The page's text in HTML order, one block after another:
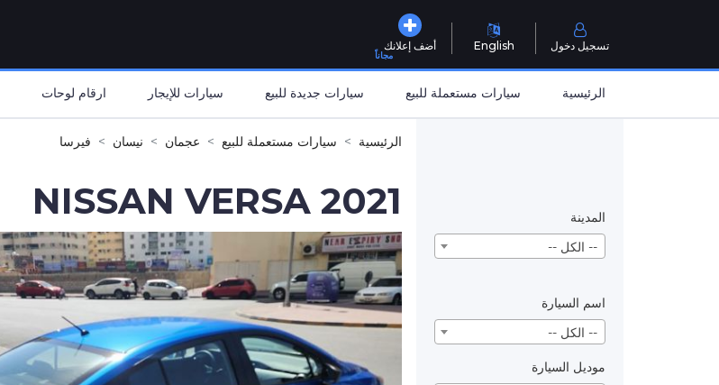
أضف إعلانك
مجاناً
English تسجيل دخول
الرئيسية سيارات مستعملة للبيع سيارات جديدة للبيع سيارات للإيجار ارقام لوحات
المدينة
-- الكل --
اسم السيارة
-- الكل --
موديل السيارة
الرئيسية سيارات مستعملة للبيع عجمان نيسان فيرسا
NISSAN VERSA 2021